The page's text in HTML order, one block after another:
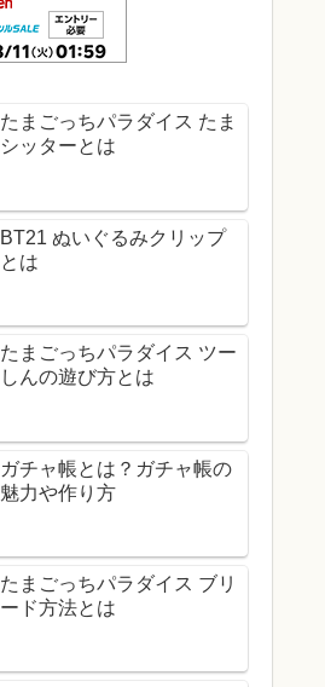
たまごっちパラダイス たま
シッターとは
BT21 ぬいぐるみクリップ
とは
たまごっちパラダイス ツー
しんの遊び方とは
ガチャ帳とは？ガチャ帳の
魅力や作り方
たまごっちパラダイス ブリ
ード方法とは